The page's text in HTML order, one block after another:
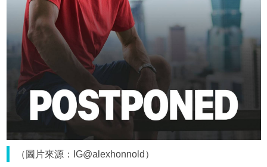
（圖片來源：IG@alexhonnold）